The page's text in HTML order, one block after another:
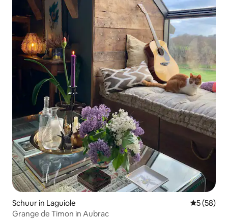
Schuur in Laguiole
5 (58)
Grange de Timon in Aubrac